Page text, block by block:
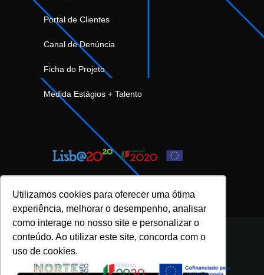
Utilizamos cookies para oferecer uma ótima
experiência, melhorar o desempenho, analisar
como interage no nosso site e personalizar o
conteúdo. Ao utilizar este site, concorda com o
uso de cookies.
Portal de Clientes
Canal de Denúncia
Ficha do Projeto
Medida Estágios + Talento
INOVFLOW Business Solutions © 2023 |